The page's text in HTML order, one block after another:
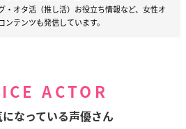
・オタ活（推し活）お役立ち情報など、女性オ
テンツも発信しています。
ACTOR
なっている声優さん